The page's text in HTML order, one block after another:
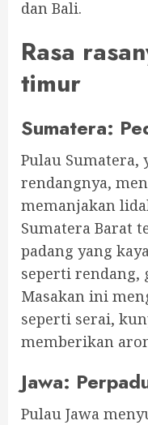
dan Bali.
Rasa
timur
Sumatera:
Pulau Sumatera,
rendangnya,
memanjakan
Sumatera Barat
padang yang
seperti rendang,
Masakan ini
seperti serai,
memberikan
Jawa:
Pulau Jawa